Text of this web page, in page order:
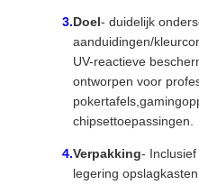
Doel- duidelijk
aanduidingen/
UV-reactieve
ontworpen voor
chipsettoepassingen.
Verpakking-
legering